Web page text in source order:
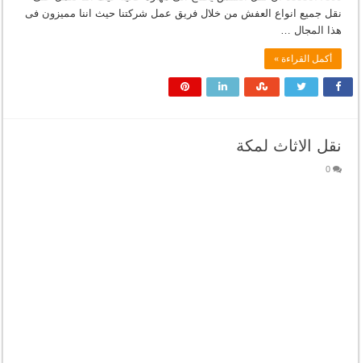
نقل جميع انواع العفش من خلال فريق عمل شركتنا حيث اننا مميزون فى
هذا المجال …
أكمل القراءة »
نقل الاثاث لمكة
0